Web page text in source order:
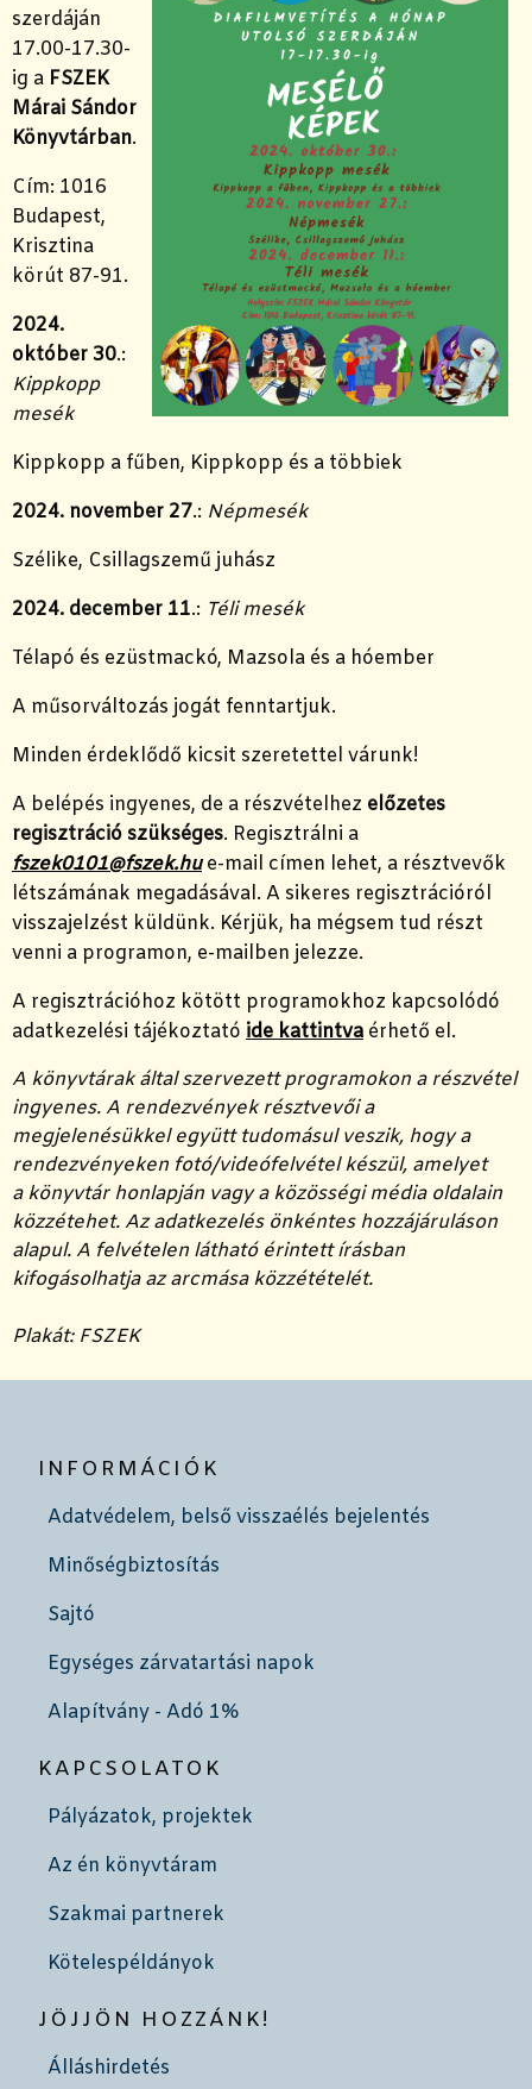
szerdáján
17.00-17.30-
ig a FSZEK
Márai Sándor
Könyvtárban.
Cím: 1016
Budapest,
Krisztina
körút 87-91.
2024.
október 30.:
Kippkopp
mesék
Kippkopp a fűben, Kippkopp és a többiek
2024. november 27.: Népmesék
Szélike, Csillagszemű juhász
2024. december 11.: Téli mesék
Télapó és ezüstmackó, Mazsola és a hóember
A műsorváltozás jogát fenntartjuk.
Minden érdeklődő kicsit szeretettel várunk!
A belépés ingyenes, de a részvételhez előzetes
regisztráció szükséges. Regisztrálni a
fszek0101@fszek.hue-mail címen lehet, a résztvevők
létszámának megadásával. A sikeres regisztrációról
visszajelzést küldünk. Kérjük, ha mégsem tud részt
venni a programon, e-mailben jelezze.
A regisztrációhoz kötött programokhoz kapcsolódó
adatkezelési tájékoztató ide kattintva érhető el.
A könyvtárak által szervezett programokon a részvétel
ingyenes. A rendezvények résztvevői a
megjelenésükkel együtt tudomásul veszik, hogy a
rendezvényeken fotó/videófelvétel készül, amelyet
a könyvtár honlapján vagy a közösségi média oldalain
közzétehet. Az adatkezelés önkéntes hozzájáruláson
alapul. A felvételen látható érintett írásban
kifogásolhatja az arcmása közzétételét.
Plakát: FSZEK
INFORMÁCIÓK
Adatvédelem, belső visszaélés bejelentés
Minőségbiztosítás
Sajtó
Egységes zárvatartási napok
Alapítvány - Adó 1%
KAPCSOLATOK
Pályázatok, projektek
Az én könyvtáram
Szakmai partnerek
Kötelespéldányok
JÖJJÖN HOZZÁNK!
Álláshirdetés